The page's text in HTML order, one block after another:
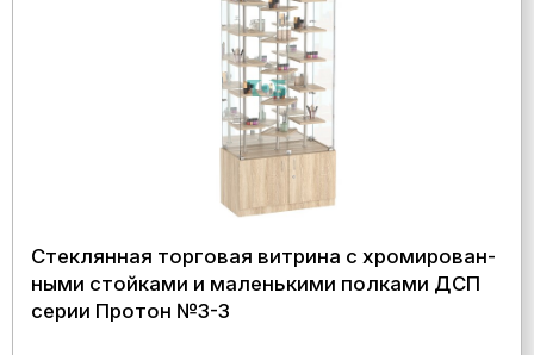
Стеклянная торговая витрина с хромирован-
ными стойками и маленькими полками ДСП
серии Протон №3-3